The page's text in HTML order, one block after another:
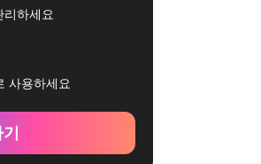
리하세요
사용하세요